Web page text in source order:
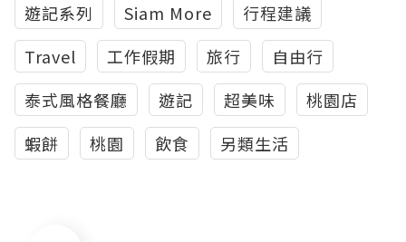
遊記系列
Siam More
行程建議
Travel
工作假期 旅行
自由行
泰式風格餐廳
遊記 超美味
桃園店
蝦餅
桃園 飲食 另類生活